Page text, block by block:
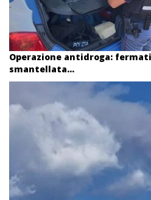
Operazione antidroga:
smantellata...